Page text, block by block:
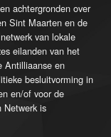
achtergronden over
Sint Maarten en de
van lokale
eilanden van het
Antilliaanse en
besluitvorming in
en/of voor de
Netwerk is